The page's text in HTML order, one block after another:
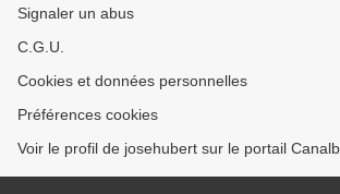
Signaler un abus
C.G.U.
Cookies et données personnelles
Préférences cookies
Voir le profil de josehubert sur le portail